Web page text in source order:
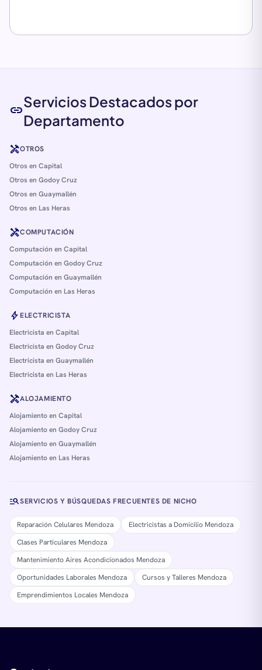
link
Servicios Destacados por
Departamento
handymanOTROS
Otros en Capital
Otros en Godoy Cruz
Otros en Guaymallén
Otros en Las Heras
handymanCOMPUTACIÓN
Computación en Capital
Computación en Godoy Cruz
Computación en Guaymallén
Computación en Las Heras
boltELECTRICISTA
Electricista en Capital
Electricista en Godoy Cruz
Electricista en Guaymallén
Electricista en Las Heras
handymanALOJAMIENTO
Alojamiento en Capital
Alojamiento en Godoy Cruz
Alojamiento en Guaymallén
Alojamiento en Las Heras
manage_searchSERVICIOS Y BÚSQUEDAS FRECUENTES DE NICHO
Reparación Celulares Mendoza
Electricistas a Domicilio Mendoza
Clases Particulares Mendoza
Mantenimiento Aires Acondicionados Mendoza
Oportunidades Laborales Mendoza
Cursos y Talleres Mendoza
Emprendimientos Locales Mendoza